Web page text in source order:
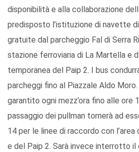
disponibilità e alla collaborazione
predisposto l’istituzione di navette
gratuite dal parcheggio Fal di Serra
stazione ferroviaria di La Martella e
temporanea del Paip 2. I bus
parcheggi fino al Piazzale Aldo
garantito ogni mezz’ora fino alle ore
passaggio dei pullman tornerà ad
14 per le linee di raccordo con
e del Paip 2. Sarà invece interrotto